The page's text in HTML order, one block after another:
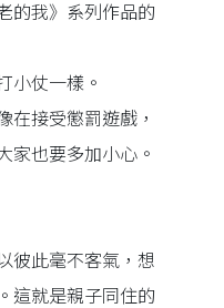
的我》系列作品的
小仗一樣。
在接受懲罰遊戲，
家也要多加小心。
彼此毫不客氣，想
這就是親子同住的